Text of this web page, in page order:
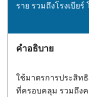
ราย รวมถึงโรงเบีย
คำอธิบาย
ใช้มาตรการประสิท
ที่ครอบคลุม รวมถึงค